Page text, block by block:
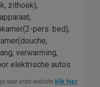
zithoek),
pers. bed),
verwarming,
elektrische autos
naar onze website klik hier